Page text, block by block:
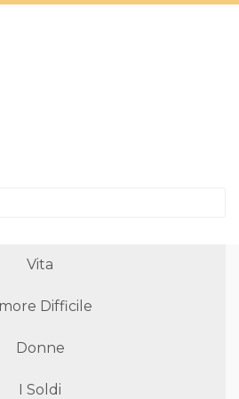
Vita
Difficile
Donne
I Soldi